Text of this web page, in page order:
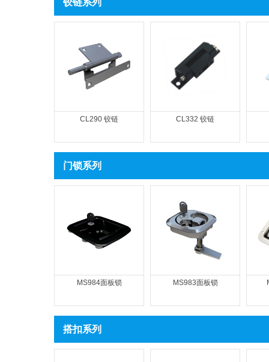
铰链系列
CL290 铰链 CL332 铰链
门锁系列
MS984面板锁 MS983面板锁
搭扣系列